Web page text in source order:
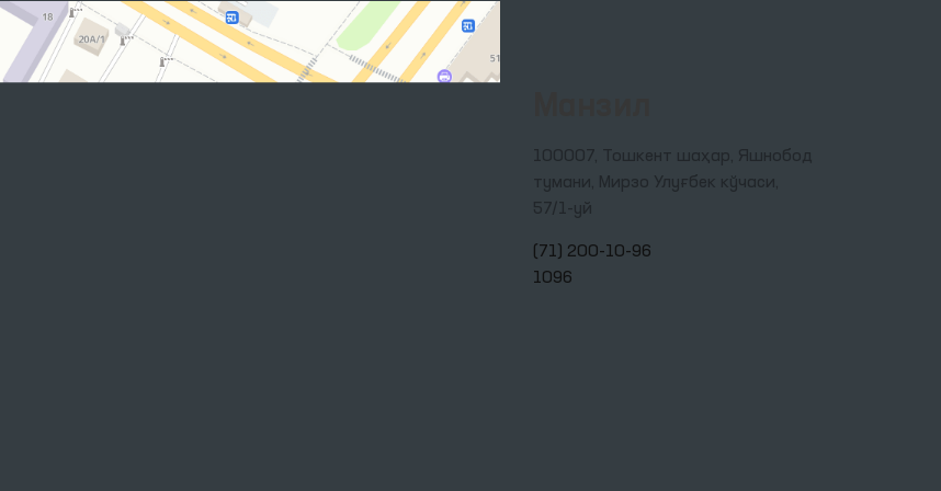
100007, Тошкент шаҳар, Яшнобод
тумани, Мирзо Улуғбек кўчаси,
57/1-уй
(71) 200-10-96
1096